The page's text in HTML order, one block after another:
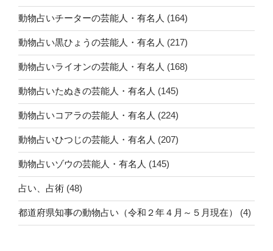
動物占いチーターの芸能人・有名人 (164)
動物占い黒ひょうの芸能人・有名人 (217)
動物占いライオンの芸能人・有名人 (168)
動物占いたぬきの芸能人・有名人 (145)
動物占いコアラの芸能人・有名人 (224)
動物占いひつじの芸能人・有名人 (207)
動物占いゾウの芸能人・有名人 (145)
占い、占術 (48)
都道府県知事の動物占い（令和２年４月～５月現在） (4)